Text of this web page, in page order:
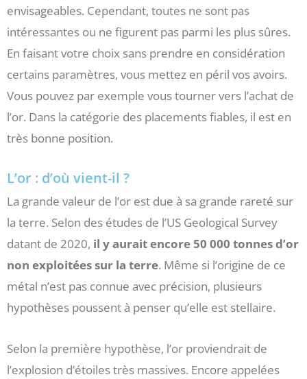
envisageables. Cependant, toutes ne sont pas
intéressantes ou ne figurent pas parmi les plus sûres.
En faisant votre choix sans prendre en considération
certains paramètres, vous mettez en péril vos avoirs.
Vous pouvez par exemple vous tourner vers l’achat de
l’or. Dans la catégorie des placements fiables, il est en
très bonne position.
L’or : d’où vient-il ?
La grande valeur de l’or est due à sa grande rareté sur
la terre. Selon des études de l’US Geological Survey
datant de 2020, il y aurait encore 50 000 tonnes d’or
non exploitées sur la terre. Même si l’origine de ce
métal n’est pas connue avec précision, plusieurs
hypothèses poussent à penser qu’elle est stellaire.
Selon la première hypothèse, l’or proviendrait de
l’explosion d’étoiles très massives. Encore appelées